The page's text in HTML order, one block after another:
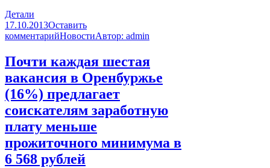
Детали
17.10.2013Оставить
комментарийНовостиАвтор: admin
Почти каждая шестая
вакансия в Оренбуржье
(16%) предлагает
соискателям заработную
плату меньше
прожиточного минимума в
6 568 рублей